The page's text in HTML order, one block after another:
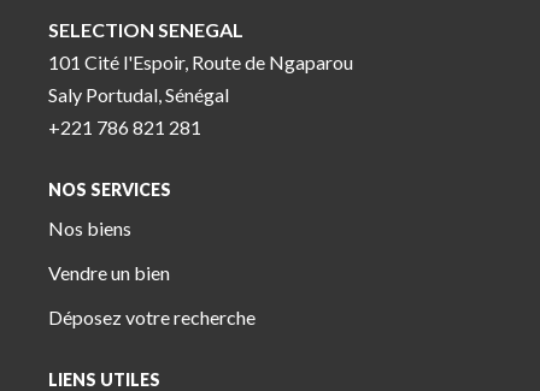
SELECTION SENEGAL
101 Cité l'Espoir, Route de Ngaparou
Saly Portudal, Sénégal
+221 786 821 281
NOS SERVICES
Nos biens
Vendre un bien
Déposez votre recherche
LIENS UTILES